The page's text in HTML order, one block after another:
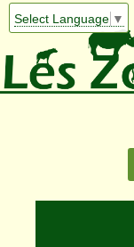
Select Language ▼